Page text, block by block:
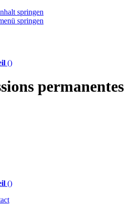
springen
springen
()
permanentes
()